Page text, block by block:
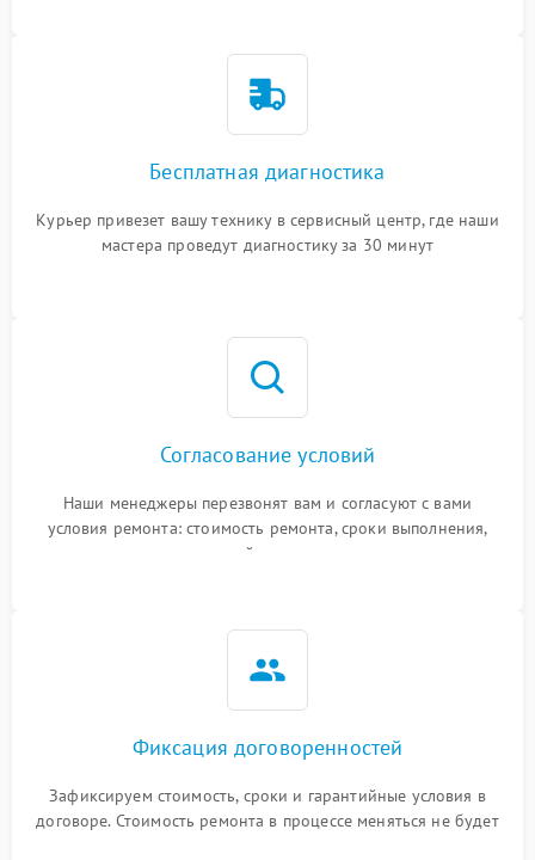
Бесплатная диагностика
Курьер привезет вашу технику в сервисный центр, где наши
мастера проведут диагностику за 30 минут
Согласование условий
Наши менеджеры перезвонят вам и согласуют с вами
условия ремонта: стоимость ремонта, сроки выполнения,
гарантийные условия
Фиксация договоренностей
Зафиксируем стоимость, сроки и гарантийные условия в
договоре. Стоимость ремонта в процессе меняться не будет